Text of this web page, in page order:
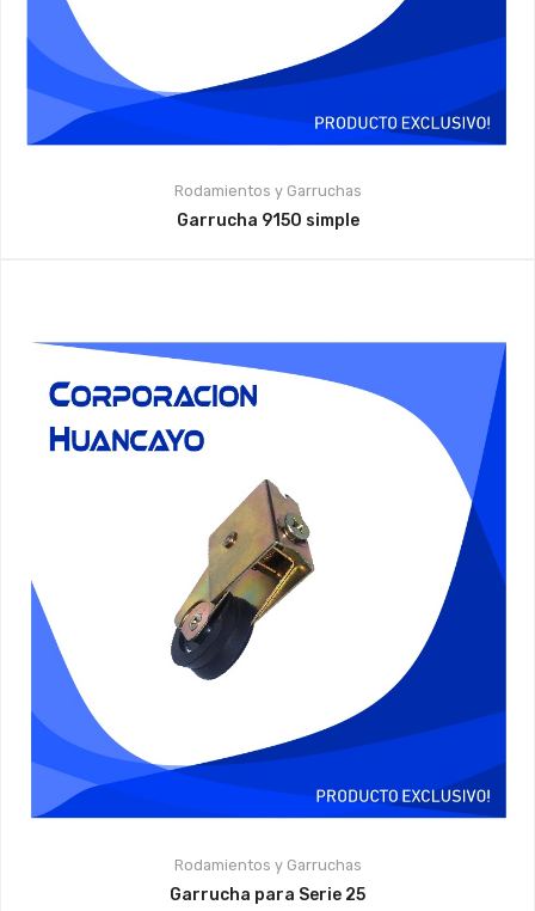
Rodamientos y Garruchas
Garrucha 9150 simple
Rodamientos y Garruchas
Garrucha para Serie 25